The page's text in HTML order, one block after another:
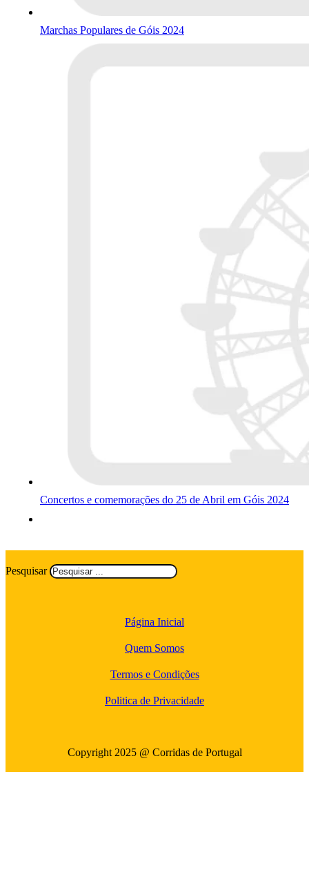
Marchas Populares de Góis 2024
Concertos e comemorações do 25 de Abril em Góis 2024
Pesquisar
Página Inicial
Quem Somos
Termos e Condições
Politica de Privacidade
Copyright 2025 @ Corridas de Portugal